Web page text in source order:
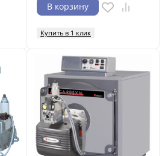
В корзину
Купить в 1 клик